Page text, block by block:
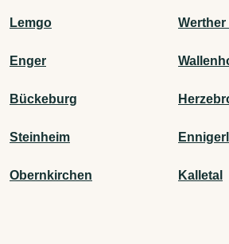
Lemgo Werther
Enger
Bückeburg
Steinheim
Obernkirchen Kalletal